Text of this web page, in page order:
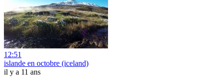
12:51
islande en octobre (iceland)
il y a 11 ans